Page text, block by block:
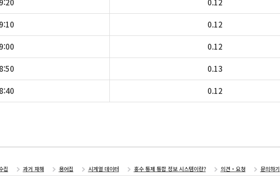
0.12
0.12
0.12
0.13
0.12
집 과거 재해 용어집 시계열 데이터 홍수 통제 통합 정보 시스템이란? 의견・요청 문의하기